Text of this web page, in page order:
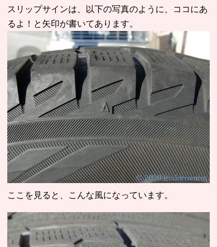
スリップサインは、以下の写真のように、ココにあ
るよ！と矢印が書いてあります。
ここを見ると、こんな風になっています。